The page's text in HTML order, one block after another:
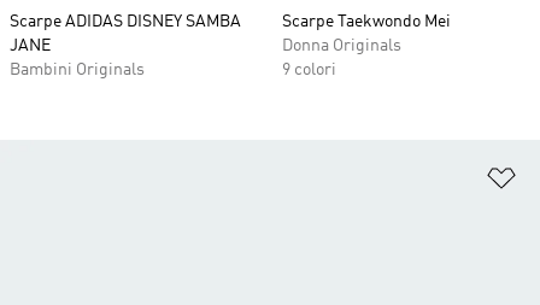
Scarpe ADIDAS DISNEY SAMBA
JANE
Bambini Originals
Scarpe Taekwondo Mei
Donna Originals
9 colori